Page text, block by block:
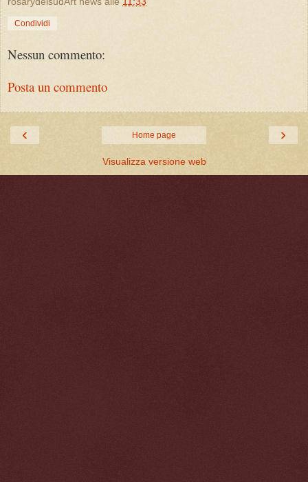
Condividi
Nessun commento:
Posta un commento
‹ ›
Home page
Visualizza versione web